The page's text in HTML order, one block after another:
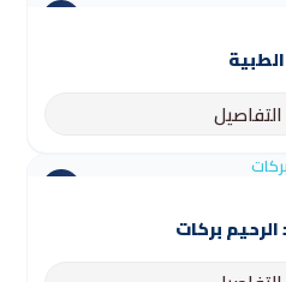
بركات